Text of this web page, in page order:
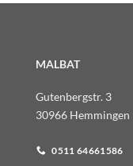
MALBAT
Gutenbergstr. 3
30966 Hemmingen
0511 64661586